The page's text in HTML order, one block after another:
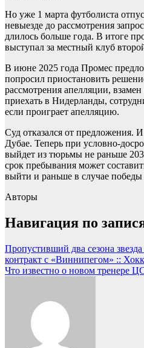
Но уже 1 марта футболиста
невыезде до рассмотрения
длилось больше года. В итоге
выступал за местный клуб
В июне 2025 года Промес
попросил приостановить
рассмотрения апелляции,
приехать в Нидерланды,
если проиграет апелляцию.
Суд отказался от предложения.
Дубае. Теперь при условно-
выйдет из тюрьмы не раньше
срок пребывания может
выйти и раньше в случае
Авторы
Навигация по
Пропустивший два сезона
контракт с «Виннипегом» ::
Что известно о новом тренере